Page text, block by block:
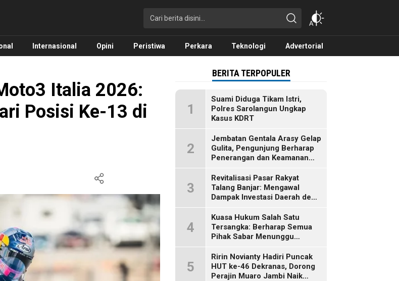
Internasional Opini Peristiwa Perkara Teknologi Advertorial
Italia 2026:
Posisi Ke-13 di
BERITA TERPOPULER
1
Suami Diduga Tikam Istri,
Polres Sarolangun Ungkap
Kasus KDRT
2
Jembatan Gentala Arasy Gelap
Gulita, Pengunjung Berharap
Penerangan dan Keamanan
3
Revitalisasi Pasar Rakyat
Talang Banjar: Mengawal
Dampak Investasi Daerah demi
4
Kuasa Hukum Salah Satu
Tersangka: Berharap Semua
Pihak Sabar Menunggu
5
Ririn Novianty Hadiri Puncak
HUT ke-46 Dekranas, Dorong
Perajin Muaro Jambi Naik